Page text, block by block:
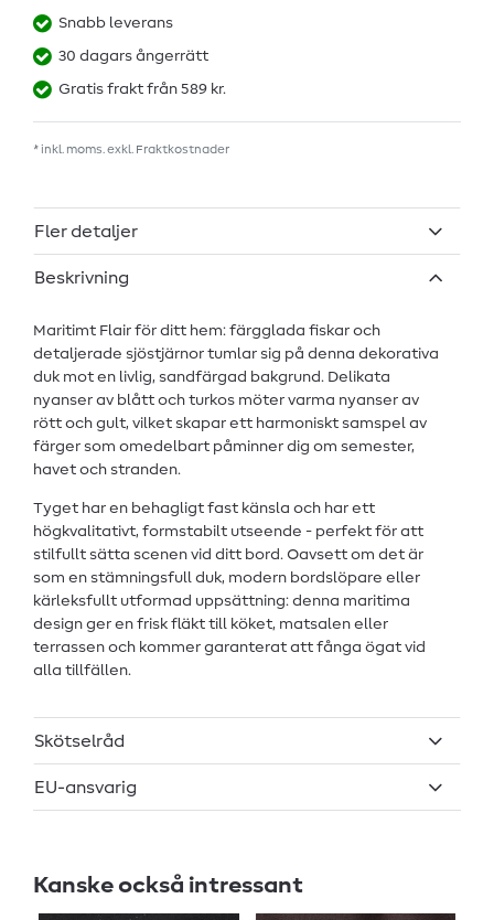
Snabb leverans
30 dagars ångerrätt
Gratis frakt från 589 kr.
* inkl. moms. exkl. Fraktkostnader
Fler detaljer
Beskrivning
Maritimt Flair för ditt hem: färgglada fiskar och
detaljerade sjöstjärnor tumlar sig på denna dekorativa
duk mot en livlig, sandfärgad bakgrund. Delikata
nyanser av blått och turkos möter varma nyanser av
rött och gult, vilket skapar ett harmoniskt samspel av
färger som omedelbart påminner dig om semester,
havet och stranden.
Tyget har en behagligt fast känsla och har ett
högkvalitativt, formstabilt utseende - perfekt för att
stilfullt sätta scenen vid ditt bord. Oavsett om det är
som en stämningsfull duk, modern bordslöpare eller
kärleksfullt utformad uppsättning: denna maritima
design ger en frisk fläkt till köket, matsalen eller
terrassen och kommer garanterat att fånga ögat vid
alla tillfällen.
Skötselråd
EU-ansvarig
Kanske också intressant